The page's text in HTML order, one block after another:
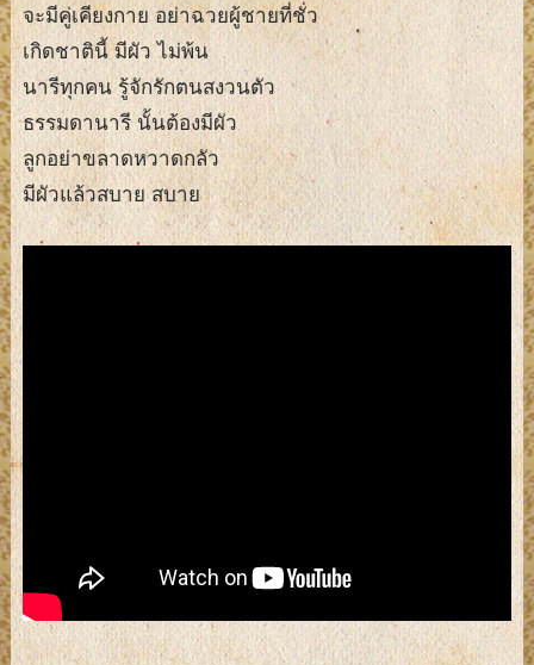
จะมีคู่เคียงกาย อย่าฉวยผู้ชายที่ชั่ว
เกิดชาตินี้ มีผัว ไม่พ้น
นารีทุกคน รู้จักรักตนสงวนตัว
ธรรมดานารี นั้นต้องมีผัว
ลูกอย่าขลาดหวาดกลัว
มีผัวแล้วสบาย สบาย